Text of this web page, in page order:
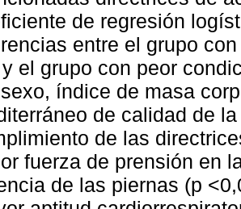
de regresión
entre el grupo
el grupo con peor
índice de masa
de calidad de
de las
fuerza de prensión en
de las piernas (p